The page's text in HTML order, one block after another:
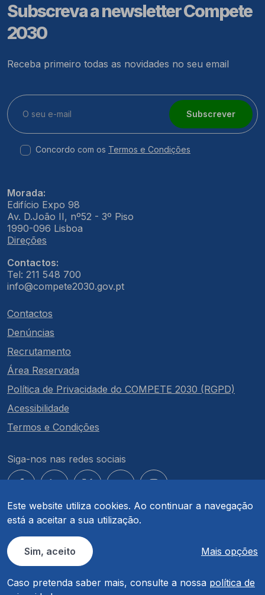
Este website utiliza cookies. Ao continuar a navegação
está a aceitar a sua utilização.
Sim, aceito Mais opções
Caso pretenda saber mais, consulte a nossa política de
Subscreva a newsletter Compete
2030
Receba primeiro todas as novidades no seu email
Subscrever
Concordo com os Termos e Condições
Morada:
Edifício Expo 98
Av. D.João II, nº52 - 3º Piso
1990-096 Lisboa
Direções
Contactos:
Tel: 211 548 700
info@compete2030.gov.pt
Contactos
Denúncias
Recrutamento
Área Reservada
Política de Privacidade do COMPETE 2030 (RGPD)
Acessibilidade
Termos e Condições
Siga-nos nas redes sociais
© COMPETE 2030. Todos os direitos reservados.